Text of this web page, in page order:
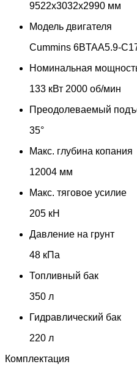
9522х3032х2990 мм
Модель двигателя
Cummins 6BTAA5.9-
Номинальная
133 кВт 2000 об/мин
Преодолеваемый
35°
Макс. глубина копания
12004 мм
Макс. тяговое усилие
205 кН
Давление на грунт
48 кПа
Топливный бак
350 л
Гидравлический бак
220 л
Комплектация